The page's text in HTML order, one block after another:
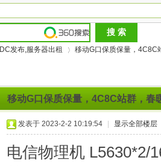
IDC发布,服务器出租
›
移动G口保质保量，4C8C
移动G口保质保量，4C8C站群，春
发表于 2023-2-2 10:19:54 显示全部楼层
电信物理机 L5630*2/